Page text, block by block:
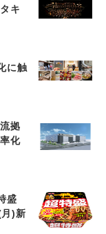
キ
に触
拠
化
盛
)新